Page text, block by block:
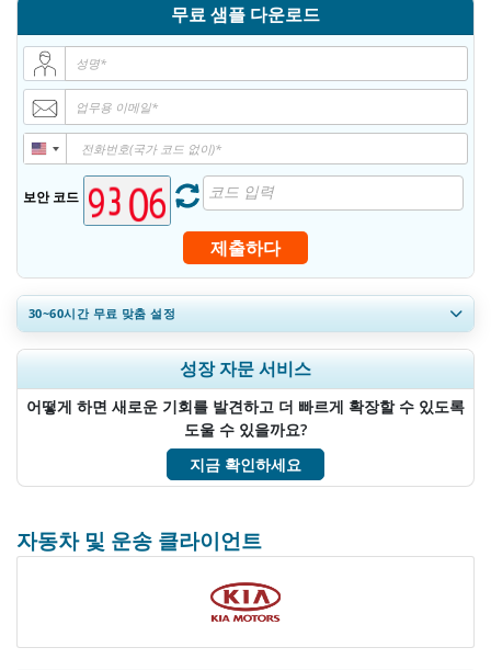
무료 샘플 다운로드
보안 코드
제출하다
30~60시간무료 맞춤 설정
지역 및 국가 범위 확장, 세그먼트 분석, 기업 프로필, 경쟁 벤치마킹, 및
최종 사용자 인사이트.
지금 맞춤 설정
성장 자문 서비스
어떻게 하면 새로운 기회를 발견하고 더 빠르게 확장할 수 있도록
도울 수 있을까요?
지금 확인하세요
자동차 및 운송 클라이언트